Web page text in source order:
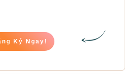
Ký Ngay!